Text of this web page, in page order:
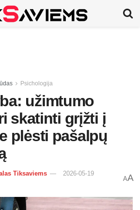
Psichologija
užimtumo
skatinti grįžti į
plėsti pašalpų
Tiksaviems
2026-05-19
AA